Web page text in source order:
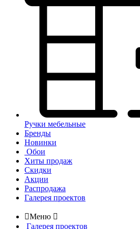
Ручки мебельные
Бренды
Новинки
Обои
Хиты продаж
Скидки
Акции
Распродажа
Галерея проектов
Меню 
Галерея проектов